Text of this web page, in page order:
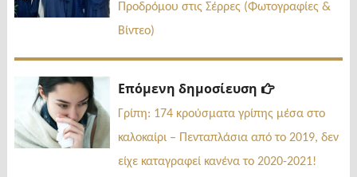
Προδρόμου στις Σέρρες (Φωτογραφίες &
Βίντεο)
Επόμενη δημοσίευση
Επόμενη
Γρίπη: 174 κρούσματα γρίπης μέσα στο
καλοκαίρι – Πενταπλάσια από το 2019, δεν
είχε καταγραφεί κανένα το 2020-2021!